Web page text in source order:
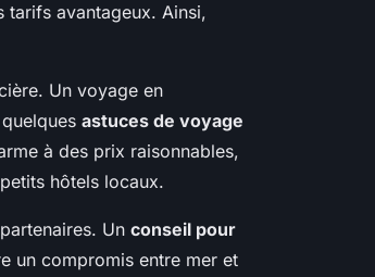
tarifs avantageux. Ainsi,
Un voyage en
astuces de voyage
à des prix raisonnables,
hôtels locaux.
Un conseil pour
un compromis entre mer et